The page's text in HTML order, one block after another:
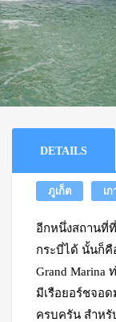
DETAILS
ภูเก็ต เ
อีกหนึ่งสถานที่
กระบี่ได้ นั้นก็คื
Grand Marina
มีเรือยอร์ชจอ
ครบครัน สำหรั